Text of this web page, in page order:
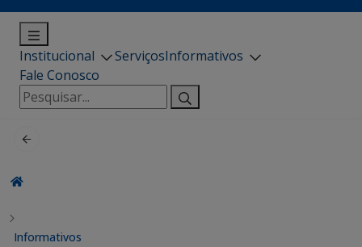
Institucional ServiçosInformativos
Fale Conosco
Pesquisar
por:
Informativos